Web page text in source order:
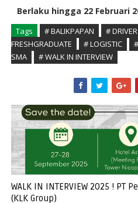
Berlaku hingga 22 Februari
Tags # BALIKPAPAN # DRIVER
FRESHGRADUATE
# LOGISTIC
SMA
# WALK IN INTERVIEW
WALK IN INTERVIEW 2025 !
(KLK Group)